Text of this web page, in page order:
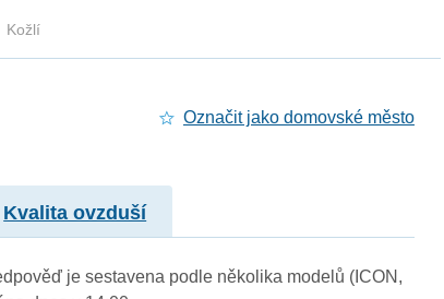
Kožlí
Označit jako domovské město
Kvalita ovzduší
je sestavena podle několika modelů (ICON,